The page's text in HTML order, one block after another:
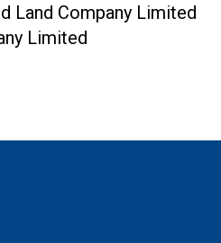
Land Company Limited
Limited